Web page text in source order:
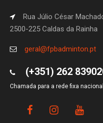
Rua Júlio César
2500-225 Caldas da Rainha
geral@fpbadminton.pt
(+351) 262
Chamada para a rede fixa nacional